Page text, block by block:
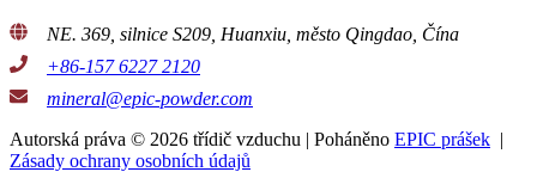
NE. 369, silnice S209, Huanxiu, město Qingdao, Čína
+86-157 6227 2120
mineral@epic-powder.com
Autorská práva © 2026 třídič vzduchu | Poháněno EPIC prášek |
Zásady ochrany osobních údajů